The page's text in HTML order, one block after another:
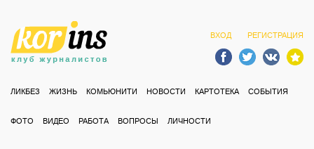
ВХОД РЕГИСТРАЦИЯ
ЛИКБЕЗ ЖИЗНЬ КОМЬЮНИТИ НОВОСТИ КАРТОТЕКА СОБЫТИЯ
ФОТО ВИДЕО РАБОТА ВОПРОСЫ ЛИЧНОСТИ